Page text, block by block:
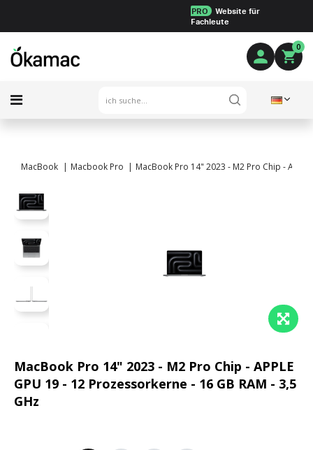
PRO
Website für
Fachleute
0
MacBook Macbook Pro MacBook Pro 14" 2023 - M2 Pro Chip -
MacBook Pro 14" 2023 - M2 Pro Chip - APPLE
GPU 19 - 12 Prozessorkerne - 16 GB RAM - 3,5
GHz